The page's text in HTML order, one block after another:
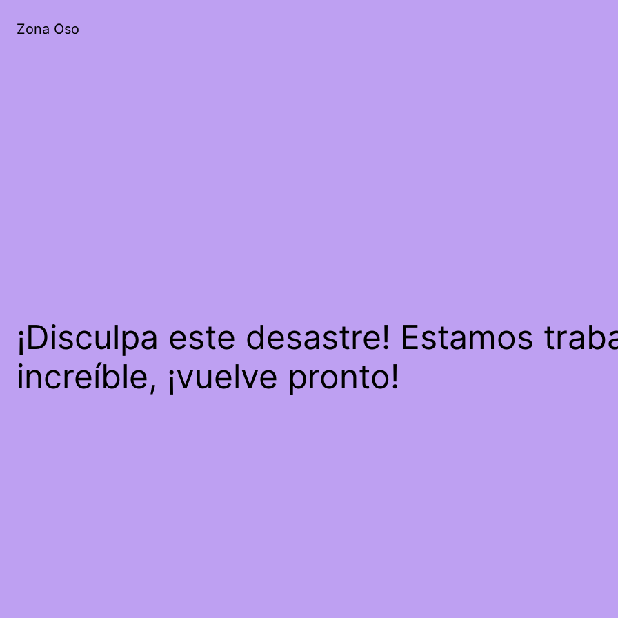
Zona Oso
¡Disculpa este desastre! Estamos
increíble, ¡vuelve pronto!